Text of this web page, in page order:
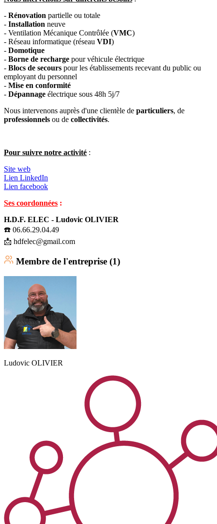
- Rénovation partielle ou totale
- Installation neuve
- Ventilation Mécanique Contrôlée (VMC)
- Réseau informatique (réseau VDI)
- Domotique
- Borne de recharge pour véhicule électrique
- Blocs de secours pour les établissements recevant du public ou
employant du personnel
- Mise en conformité
- Dépannage électrique sous 48h 5j/7
Nous intervenons auprès d'une clientèle de particuliers, de
professionnels ou de collectivités.
Pour suivre notre activité :
Site web
Lien LinkedIn
Lien facebook
Ses coordonnées :
H.D.F. ELEC - Ludovic OLIVIER
☎️ 06.66.29.04.49
📩 hdfelec@gmail.com
Membre de l'entreprise (1)
Ludovic OLIVIER